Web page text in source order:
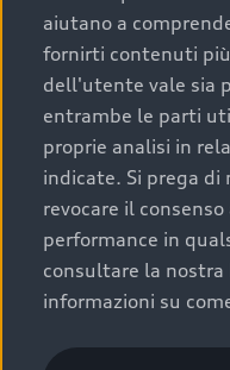
aiutano a
fornirti contenuti
dell'utente vale sia
entrambe le parti
proprie analisi in
indicate. Si prega di
revocare il
performance in
consultare la
informazioni su